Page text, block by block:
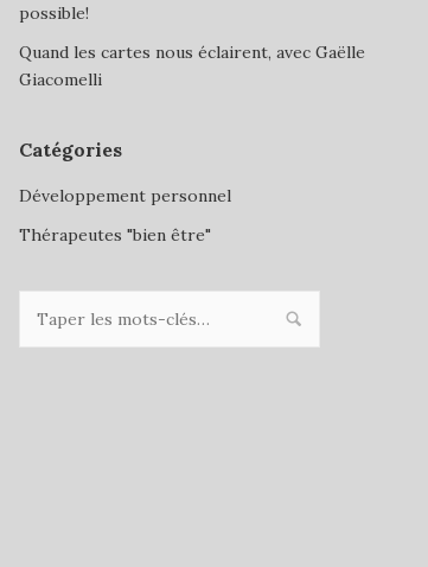
possible!
Quand les cartes nous éclairent, avec Gaëlle
Giacomelli
Catégories
Développement personnel
Thérapeutes "bien être"